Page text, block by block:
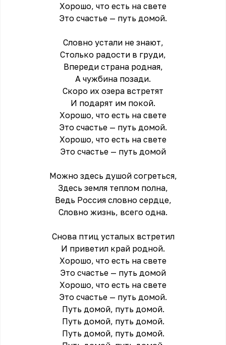
Хорошо, что есть на свете
Это счастье — путь домой.
Словно устали не знают,
Столько радости в груди,
Впереди страна родная,
А чужбина позади.
Скоро их озера встретят
И подарят им покой.
Хорошо, что есть на свете
Это счастье — путь домой.
Хорошо, что есть на свете
Это счастье — путь домой
Можно здесь душой согреться,
Здесь земля теплом полна,
Ведь Россия словно сердце,
Словно жизнь, всего одна.
Снова птиц усталых встретил
И приветил край родной.
Хорошо, что есть на свете
Это счастье — путь домой
Хорошо, что есть на свете
Это счастье — путь домой.
Путь домой, путь домой.
Путь домой, путь домой.
Путь домой, путь домой.